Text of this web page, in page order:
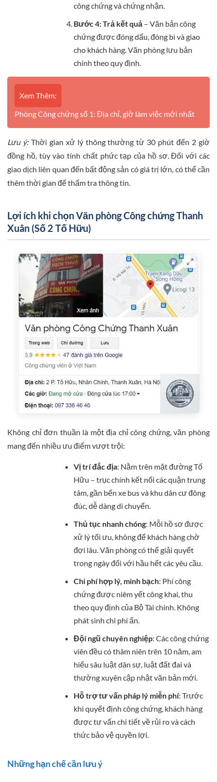
công chứng và chứng nhận.
Bước 4: Trả kết quả – Văn bản công
chứng được đóng dấu, đóng bì và giao
cho khách hàng. Văn phòng lưu bản
chính theo quy định.
Xem Thêm:
Phòng Công chứng số 1: Địa chỉ, giờ làm việc mới nhất
Lưu ý:Thời gian xử lý thông thường từ 30 phút đến 2 giờ
đồng hồ, tùy vào tính chất phức tạp của hồ sơ. Đối với các
giao dịch liên quan đến bất động sản có giá trị lớn, có thể cần
thêm thời gian để thẩm tra thông tin.
Lợi ích khi chọn Văn phòng Công chứng Thanh
Xuân (Số 2 Tố Hữu)
Không chỉ đơn thuần là một địa chỉ công chứng, văn phòng
mang đến nhiều ưu điểm vượt trội:
Vị trí đắc địa: Nằm trên mặt đường Tố
Hữu – trục chính kết nối các quận trung
tâm, gần bến xe bus và khu dân cư đông
đúc, dễ dàng di chuyển.
Thủ tục nhanh chóng: Mỗi hồ sơ được
xử lý tối ưu, không để khách hàng chờ
đợi lâu. Văn phòng có thể giải quyết
trong ngày đối với hầu hết các yêu cầu.
Chi phí hợp lý, minh bạch: Phí công
chứng được niêm yết công khai, thu
theo quy định của Bộ Tài chính. Không
phát sinh chi phí ẩn.
Đội ngũ chuyên nghiệp: Các công chứng
viên đều có thâm niên trên 10 năm, am
hiểu sâu luật dân sự, luật đất đai và
thường xuyên cập nhật văn bản mới.
Hỗ trợ tư vấn pháp lý miễn phí: Trước
khi quyết định công chứng, khách hàng
được tư vấn chi tiết về rủi ro và cách
thức bảo vệ quyền lợi.
Những hạn chế cần lưu ý